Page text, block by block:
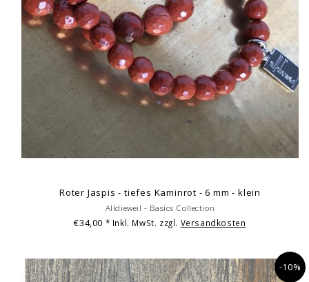
Roter Jaspis - tiefes Kaminrot - 6 mm - klein
Alldieweil - Basics Collection
€34,00 * Inkl. MwSt. zzgl. Versandkosten
-10%